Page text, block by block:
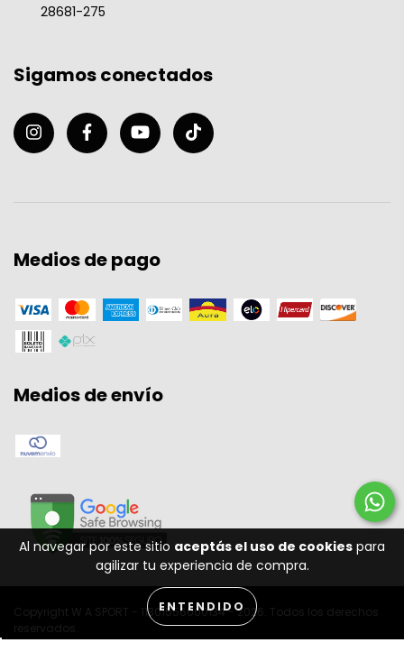
Al navegar por este sitio aceptás el uso de cookies para
agilizar tu experiencia de compra.
ENTENDIDO
28681-275
Sigamos conectados
Medios de pago
Medios de envío
Copyright W A SPORT - 11301556000134 - 2026. Todos los derechos
reservados.